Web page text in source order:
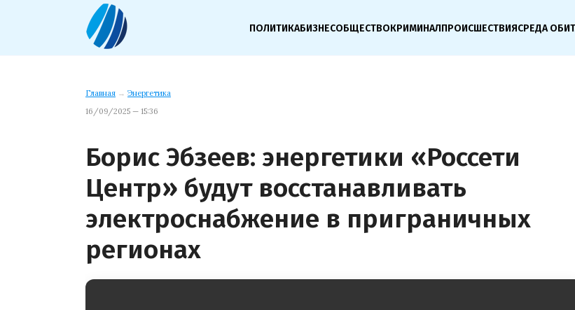
ПОЛИТИКАБИЗНЕСОБЩЕСТВОКРИМИНАЛПРОИСШЕСТВИЯСРЕДА
Главная → Энергетика
16/09/2025 — 15:36
Борис Эбзеев: энергетики «Россети
Центр» будут восстанавливать
электроснабжение в приграничных
регионах